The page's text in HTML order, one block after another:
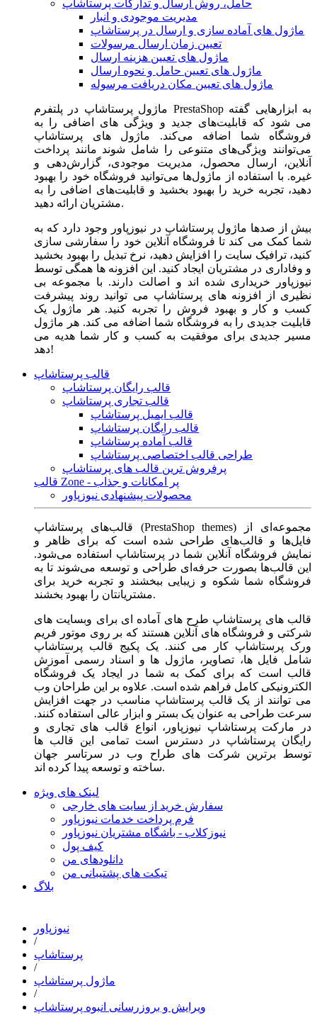
حامل، روش ارسال و تدارکات پرستاشاپ
مدیریت موجودی و انبار
ماژول های آماده سازی و ارسال در پرستاشاپ
تعیین زمان ارسال مرسولات
ماژول های تعیین هزینه ارسال
ماژول های تعیین حامل و نحوه ارسال
ماژول های تعیین مکان دریافت مرسوله
ماژول‌ پرستاشاپ در پلتفرم PrestaShop به ابزارهایی گفته
می شود که قابلیت‌های جدید و ویژگی های اضافی را به
فروشگاه شما اضافه می‌کند. ماژول های پرستاشاپ
می‌توانند ویژگی‌های متنوعی را شامل شوند مانند پرداخت
آنلاین، ارسال محصول، مدیریت موجودی، گزارش‌دهی و
غیره. با استفاده از ماژول‌ها می‌توانید فروشگاه خود را بهبود
دهید، تجربه خرید را بهبود بخشید و قابلیت‌های اضافی را به
مشتریان ارائه دهید.
بیش از صدها ماژول پرستاشاپ در نیوزپاور وجود دارد که به
شما کمک می کند تا فروشگاه آنلاین خود را سفارشی سازی
کنید، ترافیک سایت را افزایش دهید، نرخ تبدیل را بهبود بخشید
و وفاداری در مشتریان ایجاد کنید. این افزونه ها همگی توسط
نیوزپاور خریداری شده اند و اصالت دارند. با مجموعه بی
نظیری از افزونه های پرستاشاپ می توانید روند پیشرفت
کسب و کار و بهبود فروش را تجربه کنید. هر ماژول یک
قابلیت جدیدی را به فروشگاه شما اضافه می کند. هر ماژول
مسیر جدیدی برای موفقیت به کسب و کار شما هدیه می
دهد!
قالب پرستاشاپ
قالب رایگان پرستاشاپ
قالب تجاری پرستاشاپ
قالب ایمیل پرستاشاپ
قالب رایگان پرستاشاپ
قالب آماده پرستاشاپ
طراحی قالب اختصاصی پرستاشاپ
پرفروش ترین قالب های پرستاشاپ
قالب Zone - پر امکانات و جذاب
محصولات پیشنهادی نیوزپاور
قالب‌های پرستاشاپ (PrestaShop themes) مجموعه‌ای از
فایل‌ها و قالب‌های طراحی شده است که برای ظاهر و
نمایش فروشگاه آنلاین شما در پرستاشاپ استفاده می‌شود.
این قالب‌ها بصورت حرفه‌ای طراحی و توسعه می‌شوند تا به
فروشگاه شما شکوه و زیبایی ببخشند و تجربه خرید برای
مشتریانتان را بهبود بخشند.
قالب های پرستاشاپ طرح های آماده ای برای وبسایت های
شرکتی و فروشگاه های آنلاین هستند که بر روی موتور فریم
ورک پرستاشاپ کار می کنند. یک پکیج قالب پرستاشاپ
شامل فایل ها، تصاویر، ماژول ها و اسناد رسمی آموزش
قالب است که برای کمک به شما در ایجاد یک فروشگاه
الکترونیکی کامل فراهم شده است. علاوه بر این طراحان وب
می توانند از یک قالب پرستاشاپ مناسب در جهت افزایش
سرعت طراحی به عنوان یک بستر و ابزار عالی استفاده کنند.
در مارکت پرستاشاپ نیوزپاور، انواع قالب های تجاری و
رایگان پرستاشاپ در دسترس است تمامی این قالب ها
توسط برترین شرکت های طراح وب در سرتاسر جهان
ساخته و توسعه پیدا کرده اند.
لینک های ویژه
سفارش خرید از سایت های خارجی
فرم پرداخت خدمات نیوزپاور
نیوزکلاب - باشگاه مشتریان نیوزپاور
کیف پول
دانلودهای من
تیکت های پشتیبانی من
بلاگ
نیوزپاور
/
پرستاشاپ
/
ماژول پرستاشاپ
/
ویرایش و بروزرسانی انبوه پرستاشاپ